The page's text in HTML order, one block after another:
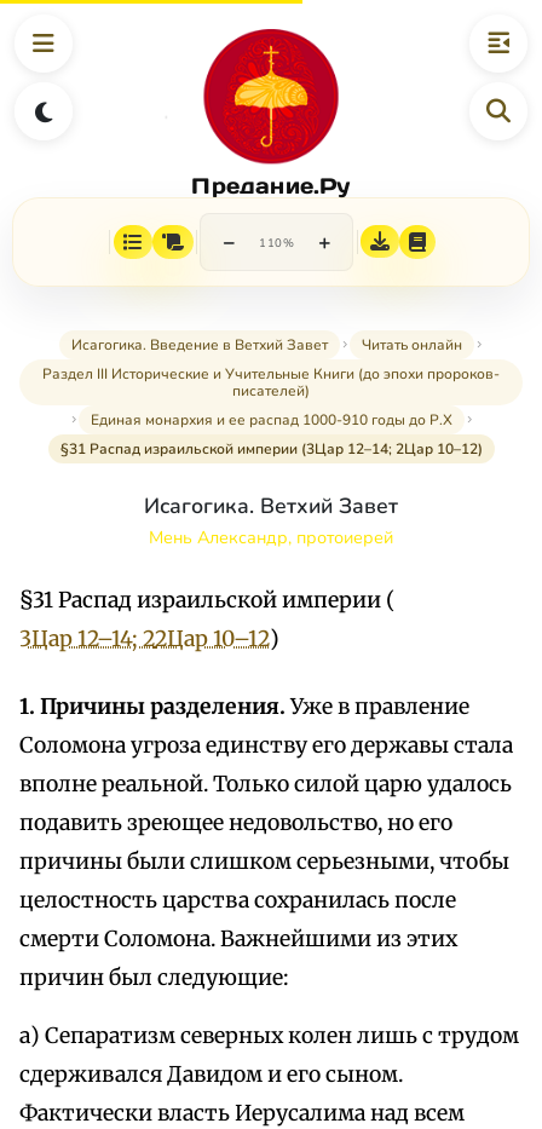
Предание.Ру
− 110% +
Исагогика. Введение в Ветхий Завет
Читать онлайн
Раздел III Исторические и Учительные Книги (до эпохи пророков-
писателей)
Единая монархия и ее распад 1000-910 годы до Р.Х
§31 Распад израильской империи (3Цар 12–14; 2Цар 10–12)
Исагогика. Ветхий Завет
Мень Александр, протоиерей
§31 Распад израильской империи (
3Цар 12–14; 22Цар 10–12)
1. Причины разделения.Уже в правление
Соломона угроза единству его державы стала
вполне реальной. Только силой царю удалось
подавить зреющее недовольство, но его
причины были слишком серьезными, чтобы
целостность царства сохранилась после
смерти Соломона. Важнейшими из этих
причин был следующие:
а) Сепаратизм северных колен лишь с трудом
сдерживался Давидом и его сыном.
Фактически власть Иерусалима над всем